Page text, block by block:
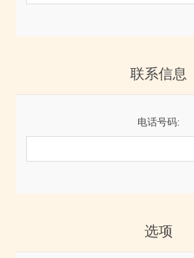
联系信息
电话号码:
选项